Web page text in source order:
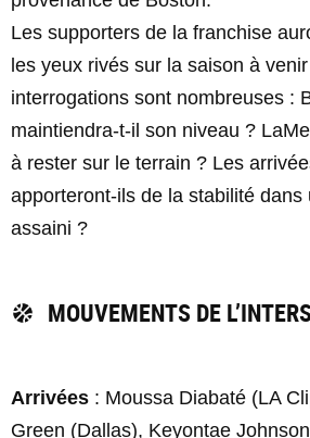
Les supporters de la franchise
les yeux rivés sur la saison à
interrogations sont nombreuses :
maintiendra-t-il son niveau ?
à rester sur le terrain ? Les
apporteront-ils de la stabilité dans
assaini ?
MOUVEMENTS DE
Arrivées : Moussa Diabaté (LA
Green (Dallas), Keyontae